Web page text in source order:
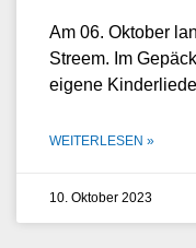
Am 06. Oktober
Streem. Im
eigene
WEITERLESEN »
10. Oktober 2023